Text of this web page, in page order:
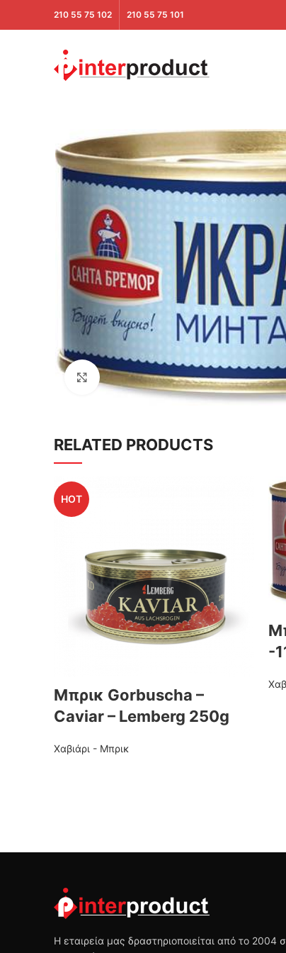
210 55 75 102 210 55 75 101
Click to enlarge
RELATED PRODUCTS
HOT
Μπρικ Gorbuscha –
Caviar – Lemberg 250g
Χαβιάρι - Μπρικ
-
Η εταιρεία μας δραστηριοποιείται από το